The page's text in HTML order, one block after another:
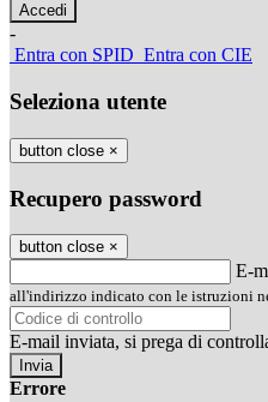
-
Entra con SPID Entra con CIE
Seleziona utente
button close ×
Recupero password
button close ×
E-
all'indirizzo indicato con le istruzioni
E-mail inviata, si prega di
Errore